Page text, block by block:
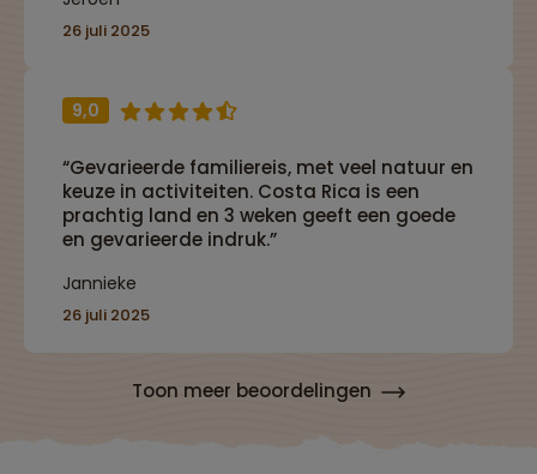
26 juli 2025
9,0
“Gevarieerde familiereis, met veel natuur en
keuze in activiteiten. Costa Rica is een
prachtig land en 3 weken geeft een goede
en gevarieerde indruk.”
Jannieke
26 juli 2025
Toon meer beoordelingen